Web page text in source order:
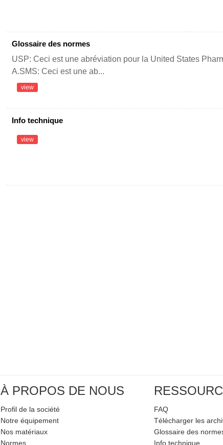
Glossaire des normes
USP: Ceci est une abréviation pour la United States
A.SMS: Ceci est une ab...
view
Info technique
view
À PROPOS DE NOUS
Profil de la société
Notre équipement
Nos matériaux
Normes
FAQ
Télécharger les
Glossaire des
Info technique